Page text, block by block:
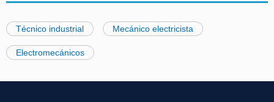
Técnico industrial Mecánico electricista
Electromecánicos